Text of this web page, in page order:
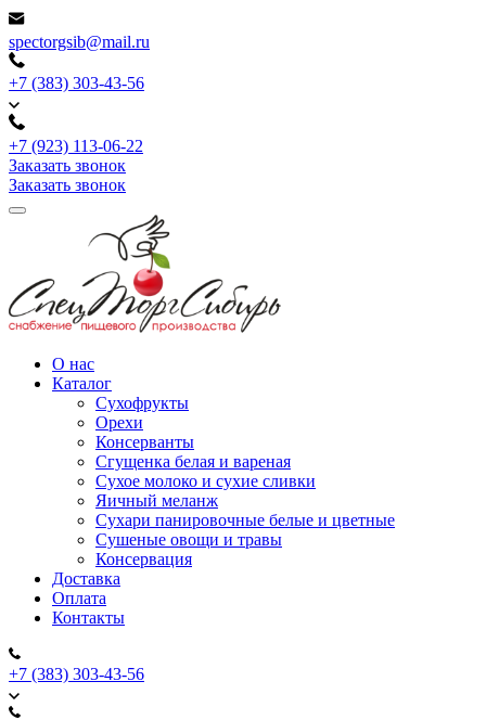
spectorgsib@mail.ru
+7 (383) 303-43-56
+7 (923) 113-06-22
Заказать звонок
Заказать звонок
О нас
Каталог
Сухофрукты
Орехи
Консерванты
Сгущенка белая и вареная
Сухое молоко и сухие сливки
Яичный меланж
Сухари панировочные белые и цветные
Сушеные овощи и травы
Консервация
Доставка
Оплата
Контакты
+7 (383) 303-43-56